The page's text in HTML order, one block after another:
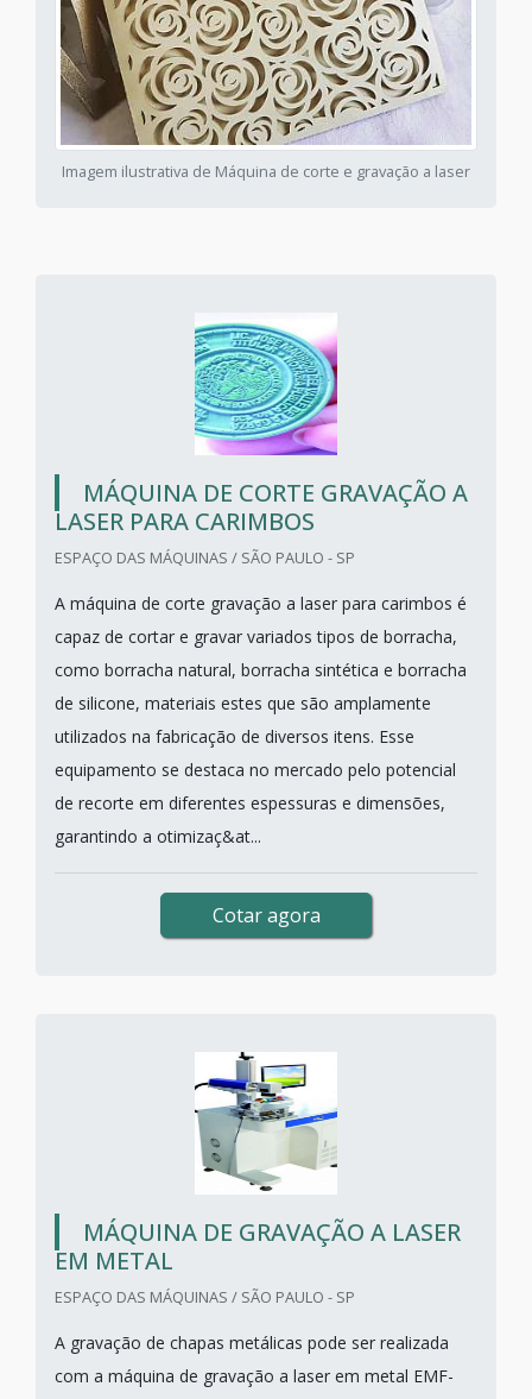
Imagem ilustrativa de Máquina de corte e gravação a laser
MÁQUINA DE CORTE GRAVAÇÃO A
LASER PARA CARIMBOS
ESPAÇO DAS MÁQUINAS / SÃO PAULO - SP
A máquina de corte gravação a laser para carimbos é
capaz de cortar e gravar variados tipos de borracha,
como borracha natural, borracha sintética e borracha
de silicone, materiais estes que são amplamente
utilizados na fabricação de diversos itens. Esse
equipamento se destaca no mercado pelo potencial
de recorte em diferentes espessuras e dimensões,
garantindo a otimizaç&at...
Cotar agora
MÁQUINA DE GRAVAÇÃO A LASER
EM METAL
ESPAÇO DAS MÁQUINAS / SÃO PAULO - SP
A gravação de chapas metálicas pode ser realizada
com a máquina de gravação a laser em metal EMF-